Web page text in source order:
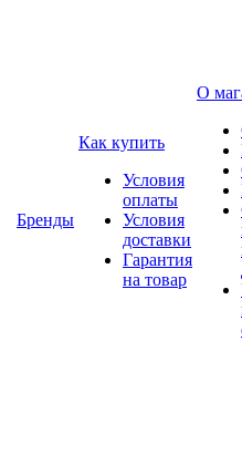
Бренды
Как купить
Условия
оплаты
Условия
доставки
Гарантия
на товар
О